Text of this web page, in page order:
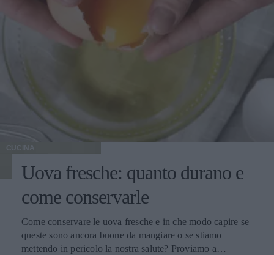
CUCINA
Uova fresche: quanto durano e
come conservarle
Come conservare le uova fresche e in che modo capire se
queste sono ancora buone da mangiare o se stiamo
mettendo in pericolo la nostra salute? Proviamo a